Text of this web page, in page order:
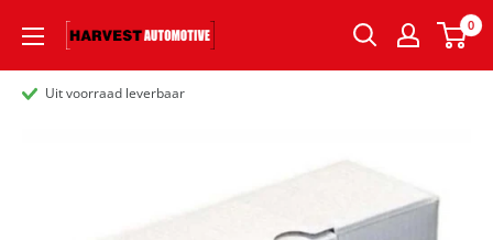
0
Uit voorraad leverbaar